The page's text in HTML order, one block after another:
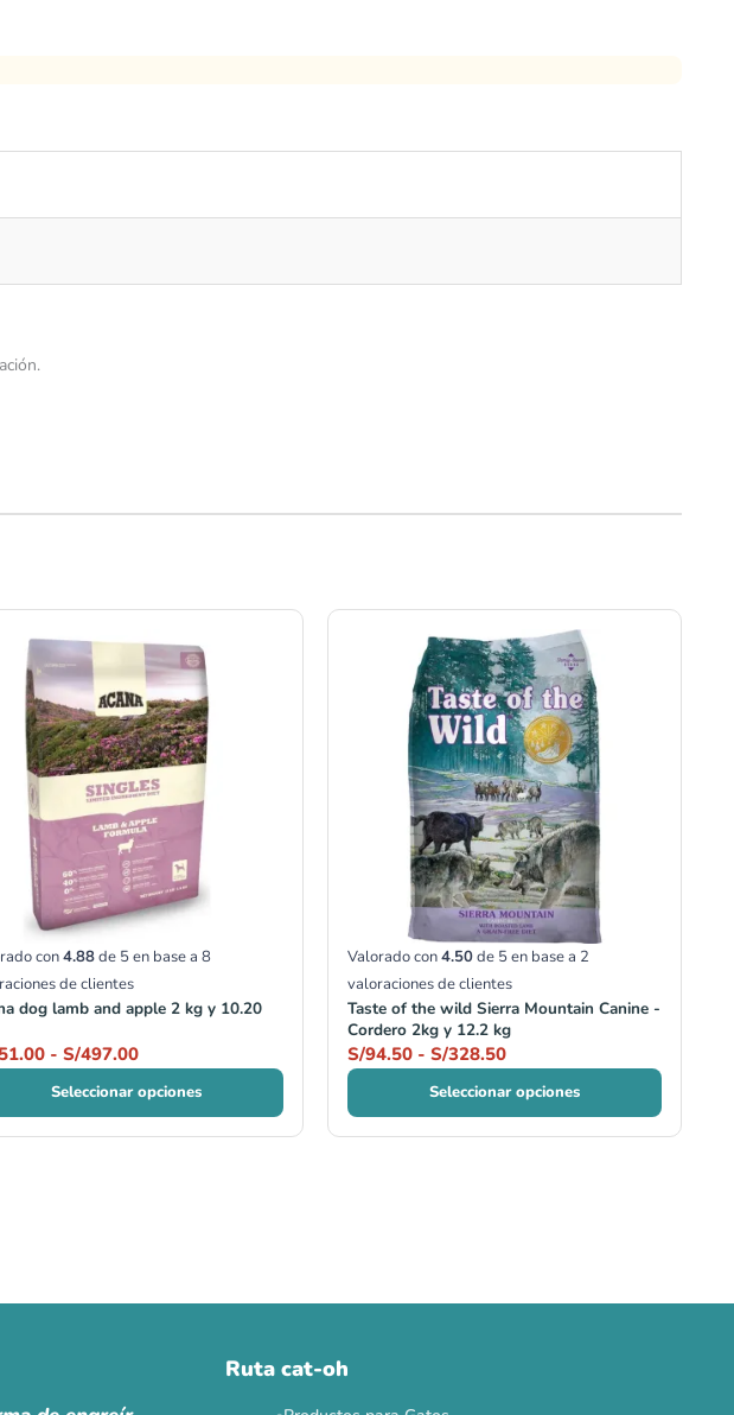
con4.88de 5 en base a 8
de clientes
dog lamb and apple 2 kg y 10.20
- S/497.00
de
precios:
desde
S/151.00
hasta
S/497.00
Seleccionar opciones
Valorado con4.50de 5 en base a 2
valoraciones de clientes
Taste of the wild Sierra Mountain Canine -
Cordero 2kg y 12.2 kg
S/94.50 - S/328.50
de
precios:
desde
S/94.50
hasta
S/328.50
Seleccionar opciones
Ruta cat-oh